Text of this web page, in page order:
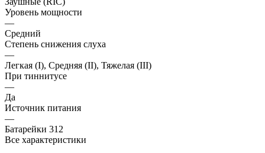
Уровень мощности
—
Средний
Степень снижения слуха
—
Легкая (I), Средняя (II), Тяжелая (III)
При тиннитусе
—
Да
Источник питания
—
Батарейки 312
Все характеристики